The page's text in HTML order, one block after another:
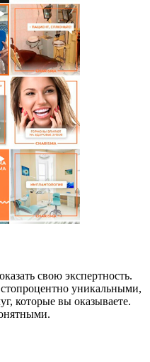
свою экспертность.
уникальными,
которые вы оказываете.